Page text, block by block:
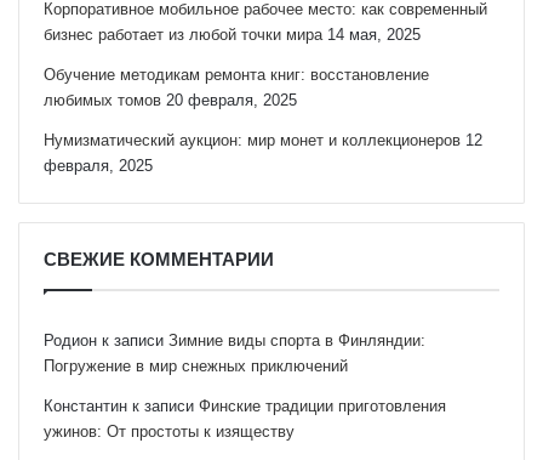
Корпоративное мобильное рабочее место: как современный
бизнес работает из любой точки мира 14 мая, 2025
Обучение методикам ремонта книг: восстановление
любимых томов 20 февраля, 2025
Нумизматический аукцион: мир монет и коллекционеров 12
февраля, 2025
СВЕЖИЕ КОММЕНТАРИИ
Родион к записи Зимние виды спорта в Финляндии:
Погружение в мир снежных приключений
Константин к записи Финские традиции приготовления
ужинов: От простоты к изяществу